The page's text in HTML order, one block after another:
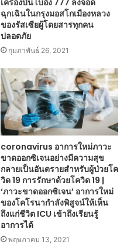
เครื่องบินโบอิ้ง 777 ลงจอด
ฉุกเฉินในกรุงมอสโกเมืองหลวง
ของรัสเซียผู้โดยสารทุกคน
ปลอดภัย
กุมภาพันธ์ 26, 2021
coronavirus อาการใหม่ภาวะ
ขาดออกซิเจนอย่างมีความสุข
กลายเป็นอันตรายสำหรับผู้ป่วยโค
วิด 19 การรักษาด้วยโควิด 19 |
‘ภาวะขาดออกซิเจน’ อาการใหม่
ของโคโรนากำลังพิสูจน์ให้เห็น
ถึงแก่ชีวิต ICU เข้าถึงเรียนรู้
อาการได้
พฤษภาคม 13, 2021